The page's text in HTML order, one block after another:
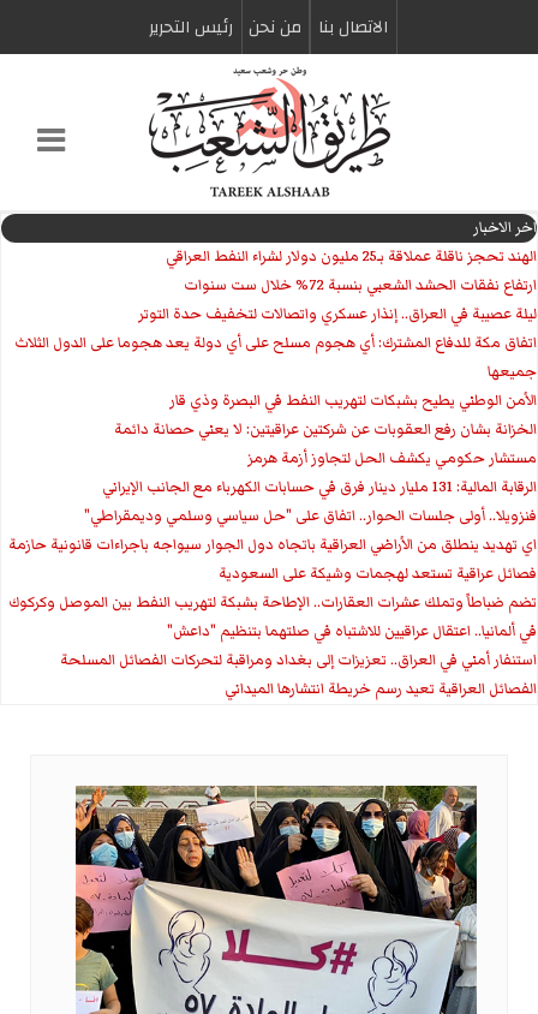
الاتصال بنا من نحن رئیس التحریر
اخر الاخبار
الهند تحجز ناقلة عملاقة بـ25 مليون دولار لشراء النفط العراقي
ارتفاع نفقات الحشد الشعبي بنسبة 72% خلال ست سنوات
ليلة عصيبة في العراق.. إنذار عسكري واتصالات لتخفيف حدة التوتر
‏اتفاق مكة للدفاع المشترك: أي هجوم مسلح على أي دولة يعد هجوما على الدول الثلاث
جميعها
الأمن الوطني يطيح بشبكات لتهريب النفط في البصرة وذي قار
الخزانة بشان رفع العقوبات عن شركتين عراقيتين: لا يعني حصانة دائمة
مستشار حكومي يكشف الحل لتجاوز أزمة هرمز
الرقابة المالية: 131 مليار دينار فرق في حسابات الكهرباء مع الجانب الإيراني
فنزويلا.. أولى جلسات الحوار.. اتفاق على "حل سياسي وسلمي وديمقراطي"
اي تهديد ينطلق من الأراضي العراقية باتجاه دول الجوار سيواجه باجراءات قانونية حازمة
فصائل عراقية تستعد لهجمات وشيكة على السعودية
تضم ضباطاً وتملك عشرات العقارات.. الإطاحة بشبكة لتهريب النفط بين الموصل وكركوك
في ألمانيا.. اعتقال عراقيين للاشتباه في صلتهما بتنظيم "داعش"
استنفار أمني في العراق.. تعزيزات إلى بغداد ومراقبة لتحركات الفصائل المسلحة
الفصائل العراقية تعيد رسم خريطة انتشارها الميداني